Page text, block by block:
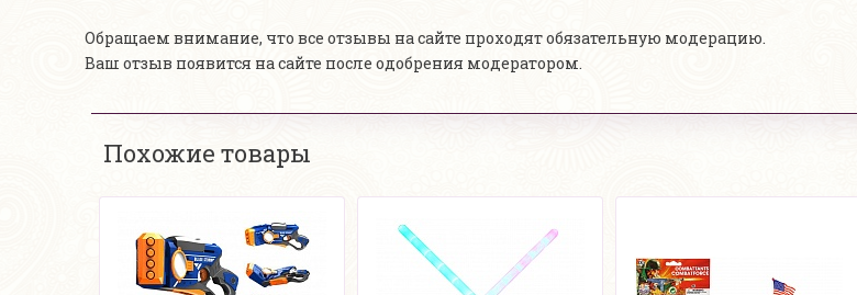
Обращаем внимание, что все отзывы на сайте проходят обязательную модерацию.
Ваш отзыв появится на сайте после одобрения модератором.
Похожие товары